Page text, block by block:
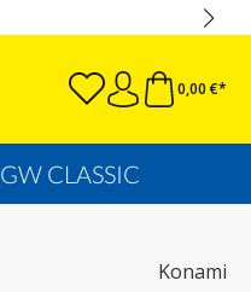
0,00 €*
GW CLASSIC
Konami